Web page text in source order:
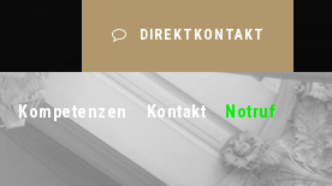
DIREKTKONTAKT
Kompetenzen Kontakt Notruf